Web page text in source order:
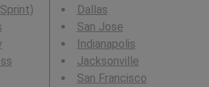
Dallas
San Jose
Indianapolis
Jacksonville
San Francisco